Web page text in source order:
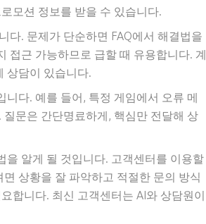
모션 정보를 받을 수 있습니다.
다. 문제가 단순하면 FAQ에서 해결법을
접근 가능하므로 급할 때 유용합니다. 계
상담이 있습니다.
다. 예를 들어, 특정 게임에서 오류 메
문은 간단명료하게, 핵심만 전달해 상
을 알게 될 것입니다. 고객센터를 이용할
상황을 잘 파악하고 적절한 문의 방식
합니다. 최신 고객센터는 AI와 상담원이